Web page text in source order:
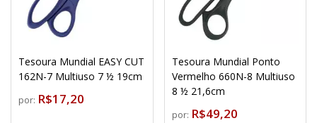
Tesoura Mundial EASY CUT
162N-7 Multiuso 7 ½ 19cm
por: R$17,20
Tesoura Mundial Ponto
Vermelho 660N-8 Multiuso
8 ½ 21,6cm
por: R$49,20